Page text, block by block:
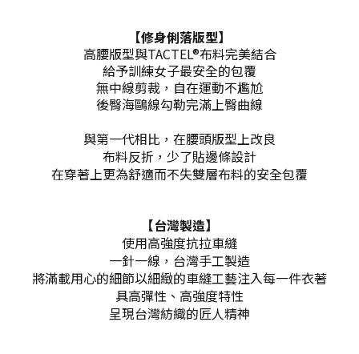
【修身俐落版型】
高腰版型與TACTEL®布料完美結合
給予訓練女子最安全的包覆
無中線剪裁，自在運動不尷尬
後臀海鷗線勾勒完滿上臀曲線
與第一代相比，在腰頭版型上改良
布料反折，少了貼邊條設計
在穿著上更為舒適而不失雙層布料的安全包覆
【台灣製造】
使用高強度抗拉車縫
一針一線，台灣手工製造
將滿載用心的細節以細緻的車縫工藝注入每一件衣著
具高彈性、高強度特性
呈現台灣紡織的匠人精神